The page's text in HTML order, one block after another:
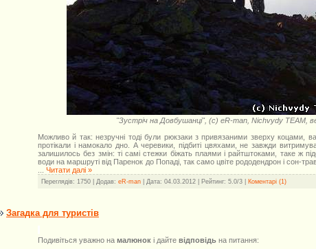
"Зустріч на Довбушанці", (с) eR-man, Nichvydy TEAM,
Можливо й так: незручні тоді були рюкзаки з привязаними зверху коцами,
протікали і намокало дно. А черевики, підбиті цвяхами, не завжди
залишилось без змін: ті самі стежки біжать плаями і райтштоками, таке ж
води на маршруті від Паренок до Попаді, так само цвіте рододендрон і сон-
Читати далі »
Переглядів: 1750 | Додав: eR-man | Дата: 04.03.2012 | Рейтинг: 5.0/3 | Коментарі (1)
Загадка для туристів
Подивіться уважно на малюнок і дайте відповідь на питання: